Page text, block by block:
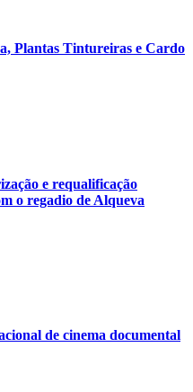
Plantas Tintureiras e Cardo
e requalificação
o regadio de Alqueva
de cinema documental